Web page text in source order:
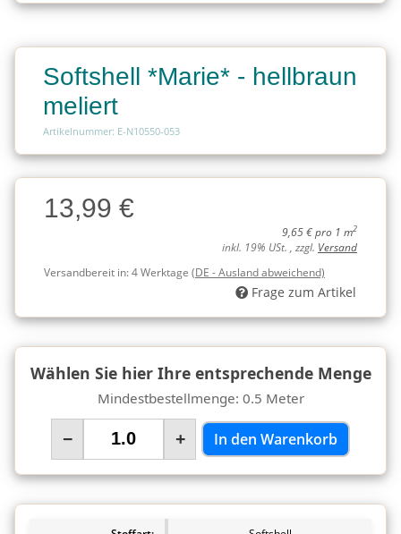
Softshell *Marie* - hellbraun
meliert
Artikelnummer: E-N10550-053
Charge
Charge13,99 €
9,65 € pro 1 m2
inkl. 19% USt. , zzgl. Versand
Versandbereit in:4 Werktage (DE - Ausland abweichend)
Frage zum Artikel
Wählen Sie hier Ihre entsprechende Menge
Mindestbestellmenge: 0.5 Meter
− + In den Warenkorb